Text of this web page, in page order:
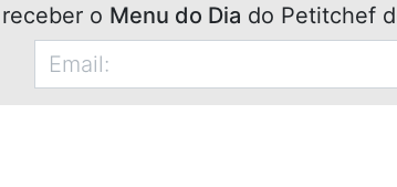
Para receber o Menu do Dia do Petitchef